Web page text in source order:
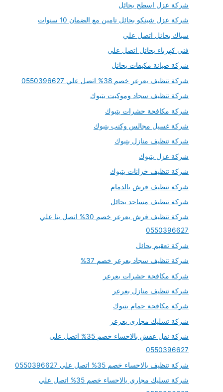
شركة عزل اسطح بحائل
شركة عزل شينكو بحائل تامين مع الضمان 10 سنوات
سباك بحائل اتصل علي
فني كهرباء بحائل اتصل علي
شركة صيانة مكيفات بحائل
شركة تنظيف بعرعر خصم 38% اتصل علي 0550396627
شركة تنظيف سجاد وموكيت بتبوك
شركة مكافحة حشرات بتبوك
شركة غسيل مجالس وكنب بتبوك
شركة تنظيف منازل بتبوك
شركة عزل بتبوك
شركة تنظيف خزانات بتبوك
شركة تنظيف فرش بالدمام
شركة تنظيف مساجد بحائل
شركة تنظيف فرش بعرعر خصم 30% اتصل بنا علي
0550396627
شركة تعقيم بحائل
شركة تنظيف سجاد بعرعر خصم 37%
شركة مكافحة حشرات بعرعر
شركة تنظيف منازل بعرعر
شركة مكافحة حمام بتبوك
شركة تسليك مجاري بعرعر
شركة نقل عفش بالاحساء خصم 35% اتصل علي
0550396627
شركة تنظيف بالاحساء خصم 35% اتصل علي 0550396627
شركة تسليك مجاري بالاحساء خصم 35% اتصل علي